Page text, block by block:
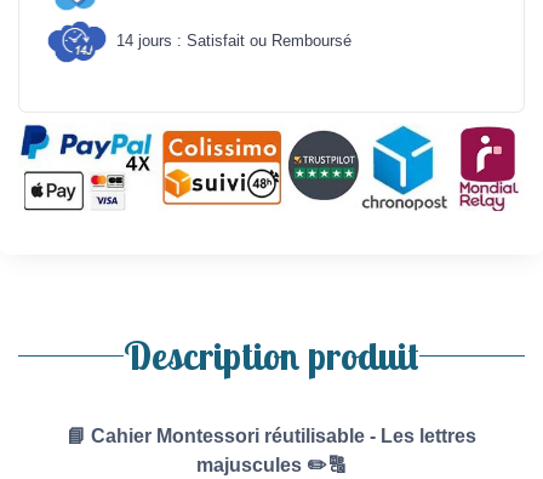
14 jours : Satisfait ou Remboursé
Description produit
📘 Cahier Montessori réutilisable - Les lettres
majuscules ✏🔠